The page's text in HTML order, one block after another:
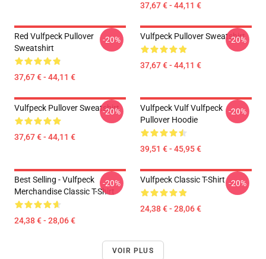
37,67 € - 44,11 €
Red Vulfpeck Pullover
Sweatshirt
37,67 € - 44,11 €
-20% Vulfpeck Pullover Sweatshirt
37,67 € - 44,11 €
-20%
Vulfpeck Pullover Sweatshirt
37,67 € - 44,11 €
-20%
Vulfpeck Vulf Vulfpeck
Pullover Hoodie
39,51 € - 45,95 €
-20%
Best Selling - Vulfpeck
Merchandise Classic T-Shirt
24,38 € - 28,06 €
-20% Vulfpeck Classic T-Shirt
24,38 € - 28,06 €
-20%
VOIR PLUS